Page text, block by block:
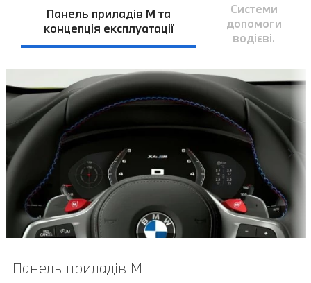
Панель приладів M та
концепція експлуатації
Системи
допомоги
водієві.
Панель приладів M.
Асистент паркування Plus.